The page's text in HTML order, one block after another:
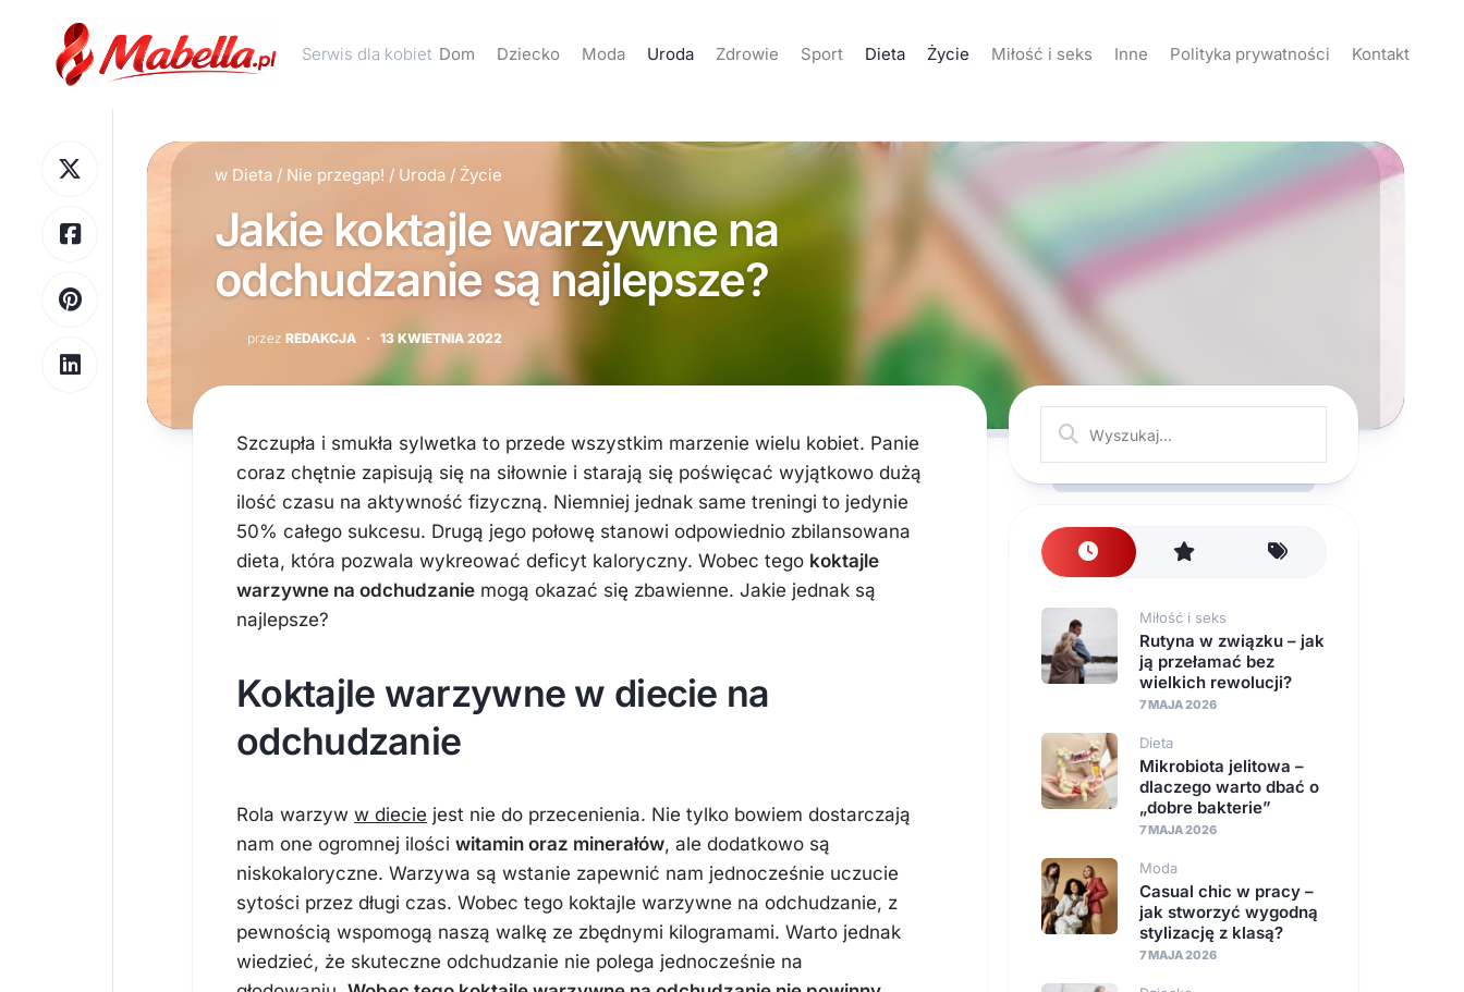
content
Serwis dla kobiet Dom Dziecko Moda Uroda Zdrowie Sport Dieta Życie Miłość i seks Inne Polityka prywatności Kontakt
w Dieta / Nie przegap! / Uroda / Życie
Jakie koktajle warzywne na
odchudzanie są najlepsze?
przez REDAKCJA · 13 KWIETNIA 2022
Szczupła i smukła sylwetka to przede wszystkim marzenie wielu kobiet. Panie
coraz chętnie zapisują się na siłownie i starają się poświęcać wyjątkowo dużą
ilość czasu na aktywność fizyczną. Niemniej jednak same treningi to jedynie
50% całego sukcesu. Drugą jego połowę stanowi odpowiednio zbilansowana
dieta, która pozwala wykreować deficyt kaloryczny. Wobec tego koktajle
warzywne na odchudzanie mogą okazać się zbawienne. Jakie jednak są
najlepsze?
Koktajle warzywne w diecie na
odchudzanie
Rola warzyw w diecie jest nie do przecenienia. Nie tylko bowiem dostarczają
nam one ogromnej ilości witamin oraz minerałów, ale dodatkowo są
niskokaloryczne. Warzywa są wstanie zapewnić nam jednocześnie uczucie
sytości przez długi czas. Wobec tego koktajle warzywne na odchudzanie, z
pewnością wspomogą naszą walkę ze zbędnymi kilogramami. Warto jednak
wiedzieć, że skuteczne odchudzanie nie polega jednocześnie na
Miłość i seks
Rutyna w związku – jak
ją przełamać bez
wielkich rewolucji?
7 MAJA 2026
Dieta
Mikrobiota jelitowa –
dlaczego warto dbać o
„dobre bakterie”
7 MAJA 2026
Moda
Casual chic w pracy –
jak stworzyć wygodną
stylizację z klasą?
7 MAJA 2026